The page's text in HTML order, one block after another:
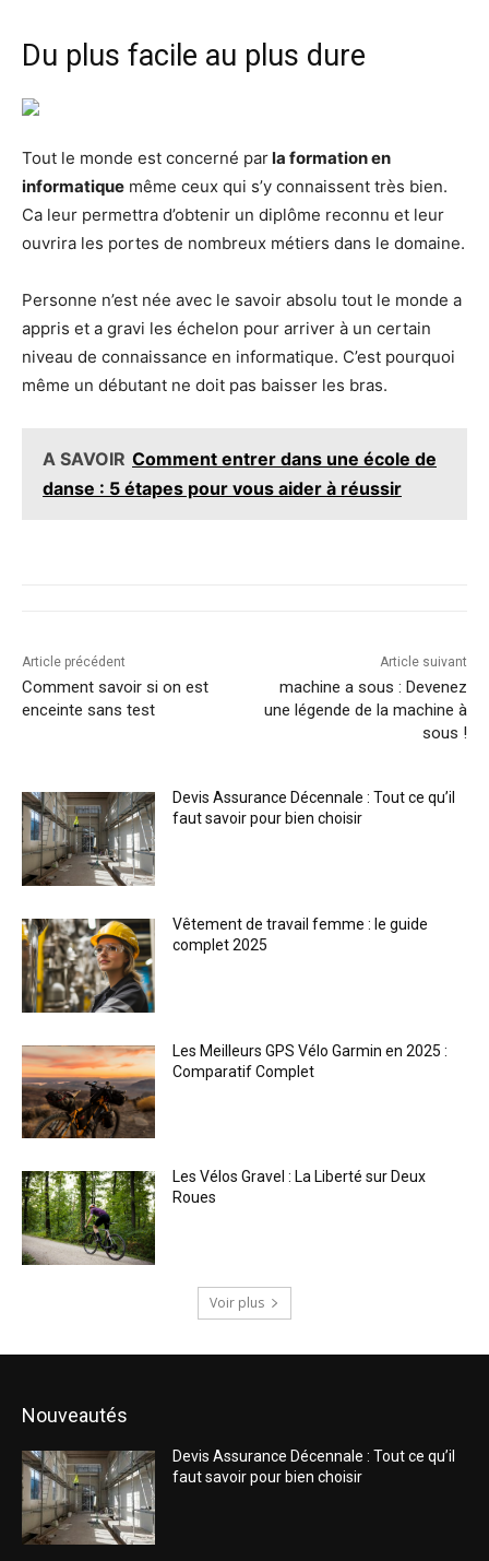
Du plus facile au plus dure
Tout le monde est concerné parla formation en
informatique même ceux qui s’y connaissent très bien.
Ca leur permettra d’obtenir un diplôme reconnu et leur
ouvrira les portes de nombreux métiers dans le domaine.
Personne n’est née avec le savoir absolu tout le monde a
appris et a gravi les échelon pour arriver à un certain
niveau de connaissance en informatique. C’est pourquoi
même un débutant ne doit pas baisser les bras.
A SAVOIR Comment entrer dans une école de
danse : 5 étapes pour vous aider à réussir
Article précédent
Comment savoir si on est
enceinte sans test
Article suivant
machine a sous : Devenez
une légende de la machine à
sous !
Devis Assurance Décennale : Tout ce qu’il
faut savoir pour bien choisir
Vêtement de travail femme : le guide
complet 2025
Les Meilleurs GPS Vélo Garmin en 2025 :
Comparatif Complet
Les Vélos Gravel : La Liberté sur Deux
Roues
Voir plus
Nouveautés
Devis Assurance Décennale : Tout ce qu’il
faut savoir pour bien choisir